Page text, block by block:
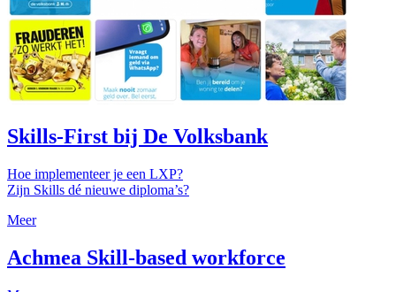
Skills-First bij De Volksbank
Hoe implementeer je een LXP?
Zijn Skills dé nieuwe diploma’s?
Meer
Achmea Skill-based workforce